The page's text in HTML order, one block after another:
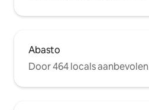
Abasto
Door 464 locals aanbevolen